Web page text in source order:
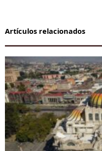
Artículos relacionados